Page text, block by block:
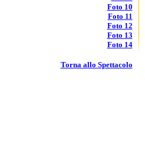
Foto 10
Foto 11
Foto 12
Foto 13
Foto 14
Torna allo Spettacolo